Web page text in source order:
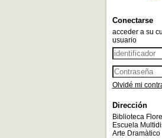
Conectarse
acceder a su
usuario
Olvidé mi
Dirección
Biblioteca
Escuela
Arte Dramàtico